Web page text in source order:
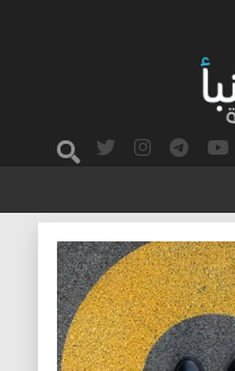
منطقة الراحة